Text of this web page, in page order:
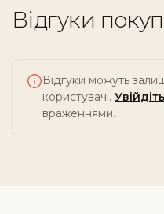
Відгуки
Відгуки можуть
користувачі.
враженнями.